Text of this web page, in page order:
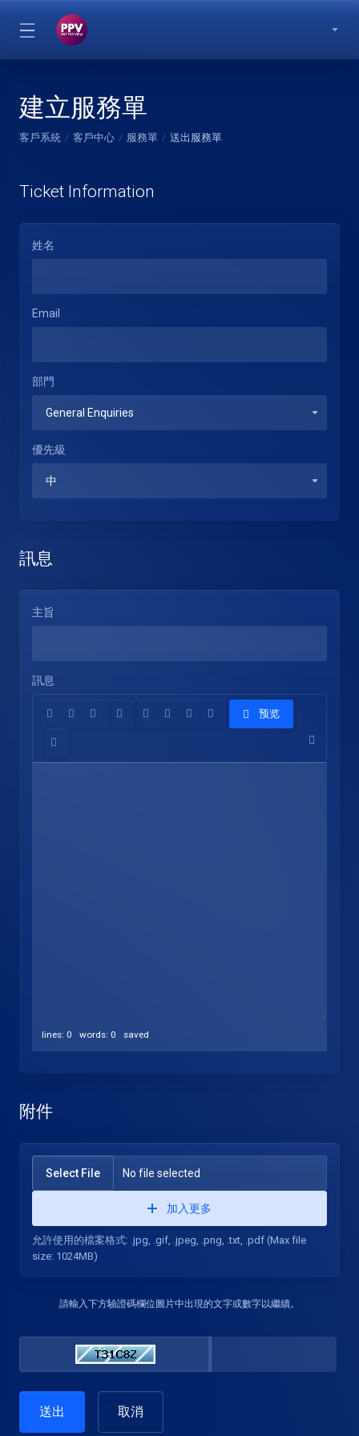
建立服務單
客戶系統 客戶中心 服務單 送出服務單
Ticket Information
姓名
Email
部門
優先級
訊息
主旨
訊息
预览
lines: 0 words: 0 saved
附件
Select File No file selected
加入更多
允許使用的檔案格式: .jpg, .gif, .jpeg, .png, .txt, .pdf (Max file
size: 1024MB)
請輸入下方驗證碼欄位圖片中出現的文字或數字以繼續。
取消